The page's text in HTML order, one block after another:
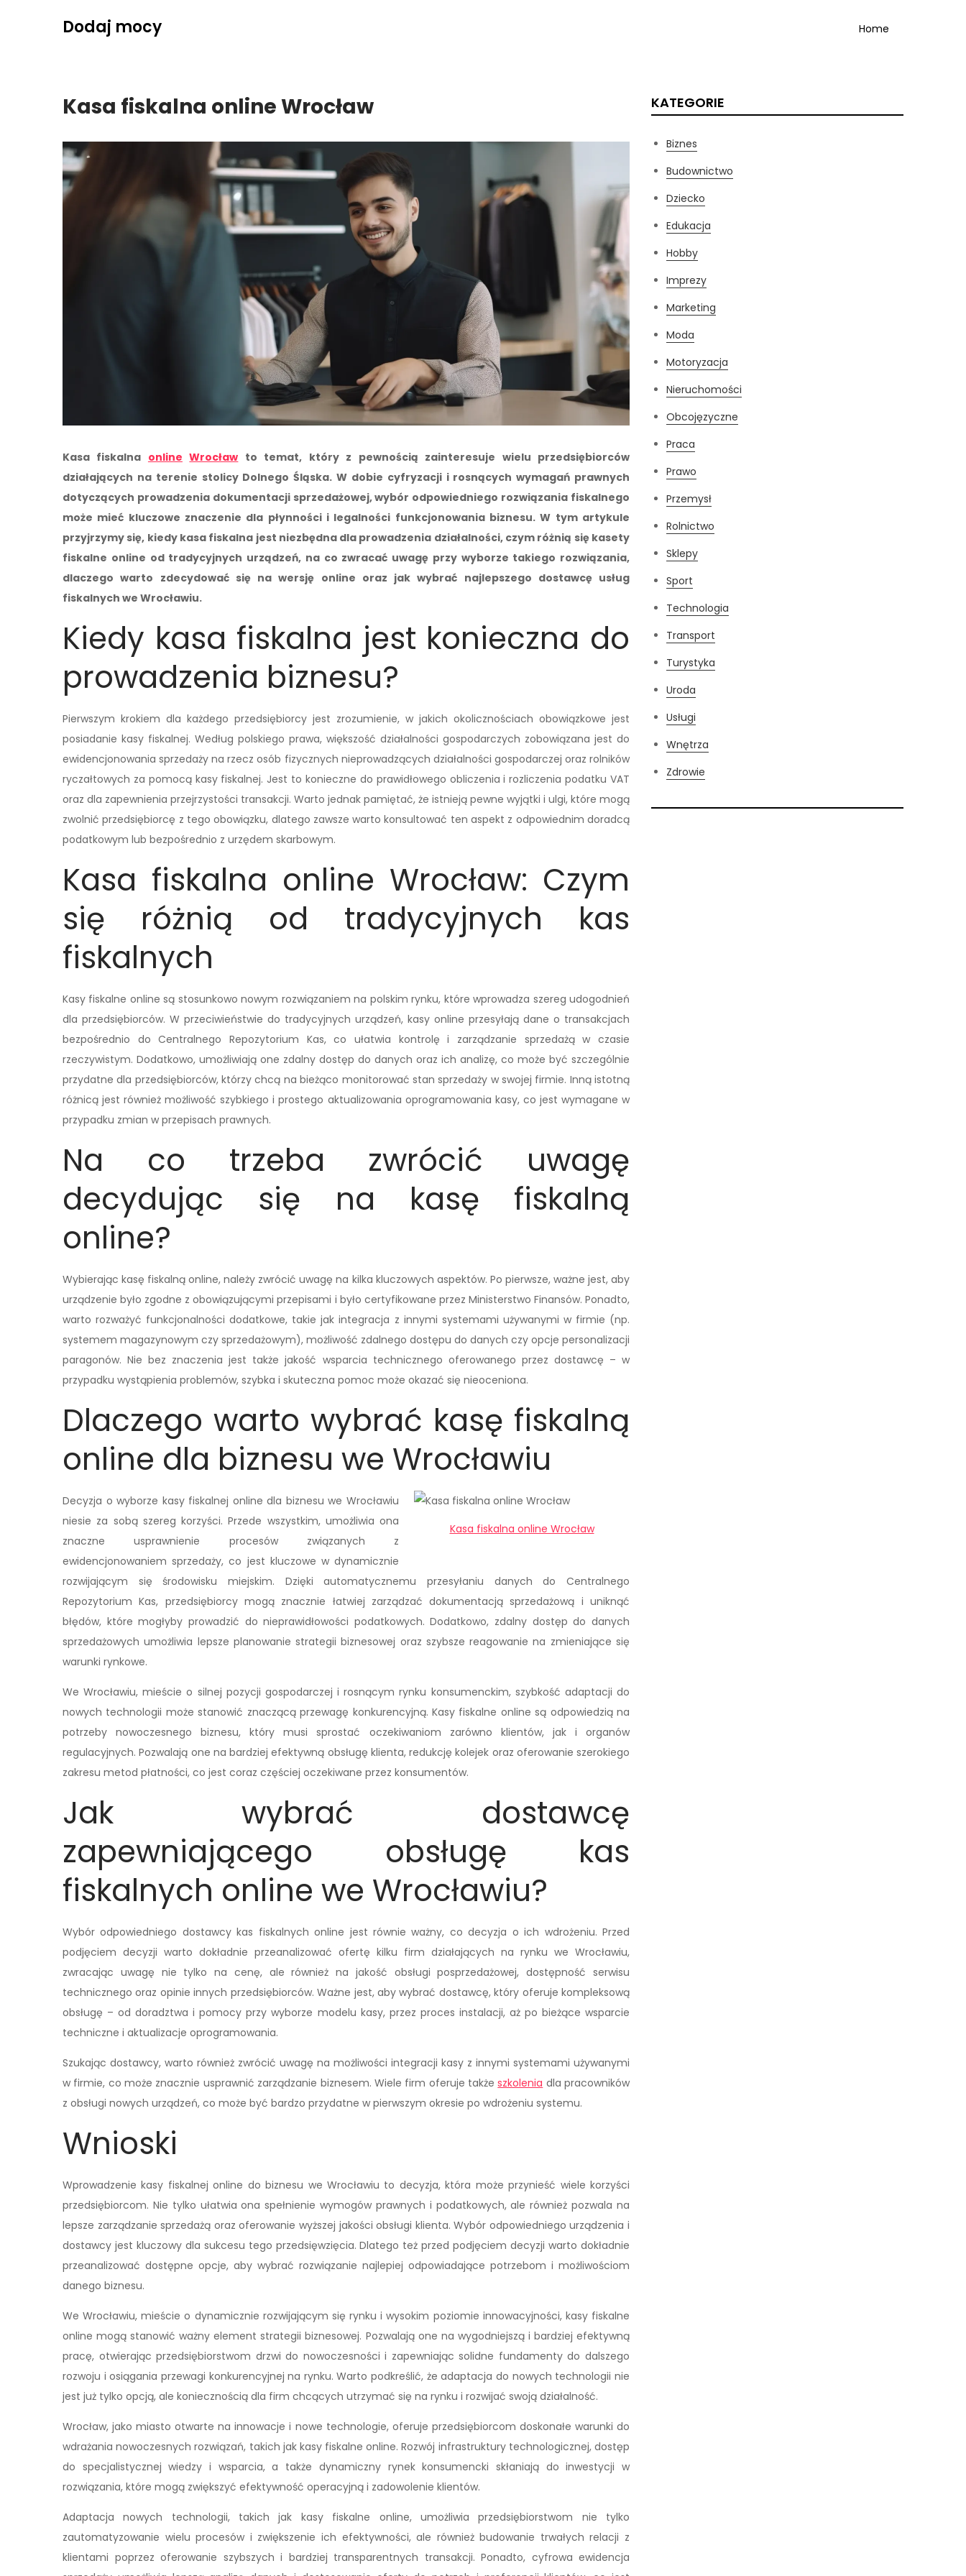
Dodaj mocy Home
Kasa fiskalna online Wrocław
Kasa fiskalna online Wrocław to temat, który z pewnością zainteresuje wielu przedsiębiorców
działających na terenie stolicy Dolnego Śląska. W dobie cyfryzacji i rosnących wymagań prawnych
dotyczących prowadzenia dokumentacji sprzedażowej, wybór odpowiedniego rozwiązania fiskalnego
może mieć kluczowe znaczenie dla płynności i legalności funkcjonowania biznesu. W tym artykule
przyjrzymy się, kiedy kasa fiskalna jest niezbędna dla prowadzenia działalności, czym różnią się kasety
fiskalne online od tradycyjnych urządzeń, na co zwracać uwagę przy wyborze takiego rozwiązania,
dlaczego warto zdecydować się na wersję online oraz jak wybrać najlepszego dostawcę usług
fiskalnych we Wrocławiu.
Kiedy kasa fiskalna jest konieczna do
prowadzenia biznesu?
Pierwszym krokiem dla każdego przedsiębiorcy jest zrozumienie, w jakich okolicznościach obowiązkowe jest
posiadanie kasy fiskalnej. Według polskiego prawa, większość działalności gospodarczych zobowiązana jest do
ewidencjonowania sprzedaży na rzecz osób fizycznych nieprowadzących działalności gospodarczej oraz rolników
ryczałtowych za pomocą kasy fiskalnej. Jest to konieczne do prawidłowego obliczenia i rozliczenia podatku VAT
oraz dla zapewnienia przejrzystości transakcji. Warto jednak pamiętać, że istnieją pewne wyjątki i ulgi, które mogą
zwolnić przedsiębiorcę z tego obowiązku, dlatego zawsze warto konsultować ten aspekt z odpowiednim doradcą
podatkowym lub bezpośrednio z urzędem skarbowym.
Kasa fiskalna online Wrocław: Czym
się różnią od tradycyjnych kas
fiskalnych
Kasy fiskalne online są stosunkowo nowym rozwiązaniem na polskim rynku, które wprowadza szereg udogodnień
dla przedsiębiorców. W przeciwieństwie do tradycyjnych urządzeń, kasy online przesyłają dane o transakcjach
bezpośrednio do Centralnego Repozytorium Kas, co ułatwia kontrolę i zarządzanie sprzedażą w czasie
rzeczywistym. Dodatkowo, umożliwiają one zdalny dostęp do danych oraz ich analizę, co może być szczególnie
przydatne dla przedsiębiorców, którzy chcą na bieżąco monitorować stan sprzedaży w swojej firmie. Inną istotną
różnicą jest również możliwość szybkiego i prostego aktualizowania oprogramowania kasy, co jest wymagane w
przypadku zmian w przepisach prawnych.
Na co trzeba zwrócić uwagę
decydując się na kasę fiskalną
online?
Wybierając kasę fiskalną online, należy zwrócić uwagę na kilka kluczowych aspektów. Po pierwsze, ważne jest, aby
urządzenie było zgodne z obowiązującymi przepisami i było certyfikowane przez Ministerstwo Finansów. Ponadto,
warto rozważyć funkcjonalności dodatkowe, takie jak integracja z innymi systemami używanymi w firmie (np.
systemem magazynowym czy sprzedażowym), możliwość zdalnego dostępu do danych czy opcje personalizacji
paragonów. Nie bez znaczenia jest także jakość wsparcia technicznego oferowanego przez dostawcę – w
przypadku wystąpienia problemów, szybka i skuteczna pomoc może okazać się nieoceniona.
Dlaczego warto wybrać kasę fiskalną
online dla biznesu we Wrocławiu
Kasa fiskalna online Wrocław
Decyzja o wyborze kasy fiskalnej online dla biznesu we Wrocławiu
niesie za sobą szereg korzyści. Przede wszystkim, umożliwia ona
znaczne usprawnienie procesów związanych z
ewidencjonowaniem sprzedaży, co jest kluczowe w dynamicznie
rozwijającym się środowisku miejskim. Dzięki automatycznemu przesyłaniu danych do Centralnego
Repozytorium Kas, przedsiębiorcy mogą znacznie łatwiej zarządzać dokumentacją sprzedażową i uniknąć
błędów, które mogłyby prowadzić do nieprawidłowości podatkowych. Dodatkowo, zdalny dostęp do danych
sprzedażowych umożliwia lepsze planowanie strategii biznesowej oraz szybsze reagowanie na zmieniające się
warunki rynkowe.
We Wrocławiu, mieście o silnej pozycji gospodarczej i rosnącym rynku konsumenckim, szybkość adaptacji do
nowych technologii może stanowić znaczącą przewagę konkurencyjną. Kasy fiskalne online są odpowiedzią na
potrzeby nowoczesnego biznesu, który musi sprostać oczekiwaniom zarówno klientów, jak i organów
regulacyjnych. Pozwalają one na bardziej efektywną obsługę klienta, redukcję kolejek oraz oferowanie szerokiego
zakresu metod płatności, co jest coraz częściej oczekiwane przez konsumentów.
Jak wybrać dostawcę
zapewniającego obsługę kas
fiskalnych online we Wrocławiu?
Wybór odpowiedniego dostawcy kas fiskalnych online jest równie ważny, co decyzja o ich wdrożeniu. Przed
podjęciem decyzji warto dokładnie przeanalizować ofertę kilku firm działających na rynku we Wrocławiu,
zwracając uwagę nie tylko na cenę, ale również na jakość obsługi posprzedażowej, dostępność serwisu
technicznego oraz opinie innych przedsiębiorców. Ważne jest, aby wybrać dostawcę, który oferuje kompleksową
obsługę – od doradztwa i pomocy przy wyborze modelu kasy, przez proces instalacji, aż po bieżące wsparcie
techniczne i aktualizacje oprogramowania.
Szukając dostawcy, warto również zwrócić uwagę na możliwości integracji kasy z innymi systemami używanymi
w firmie, co może znacznie usprawnić zarządzanie biznesem. Wiele firm oferuje takżeszkolenia dla pracowników
z obsługi nowych urządzeń, co może być bardzo przydatne w pierwszym okresie po wdrożeniu systemu.
Wnioski
Wprowadzenie kasy fiskalnej online do biznesu we Wrocławiu to decyzja, która może przynieść wiele korzyści
przedsiębiorcom. Nie tylko ułatwia ona spełnienie wymogów prawnych i podatkowych, ale również pozwala na
lepsze zarządzanie sprzedażą oraz oferowanie wyższej jakości obsługi klienta. Wybór odpowiedniego urządzenia i
dostawcy jest kluczowy dla sukcesu tego przedsięwzięcia. Dlatego też przed podjęciem decyzji warto dokładnie
przeanalizować dostępne opcje, aby wybrać rozwiązanie najlepiej odpowiadające potrzebom i możliwościom
danego biznesu.
We Wrocławiu, mieście o dynamicznie rozwijającym się rynku i wysokim poziomie innowacyjności, kasy fiskalne
online mogą stanowić ważny element strategii biznesowej. Pozwalają one na wygodniejszą i bardziej efektywną
pracę, otwierając przedsiębiorstwom drzwi do nowoczesności i zapewniając solidne fundamenty do dalszego
rozwoju i osiągania przewagi konkurencyjnej na rynku. Warto podkreślić, że adaptacja do nowych technologii nie
jest już tylko opcją, ale koniecznością dla firm chcących utrzymać się na rynku i rozwijać swoją działalność.
Wrocław, jako miasto otwarte na innowacje i nowe technologie, oferuje przedsiębiorcom doskonałe warunki do
wdrażania nowoczesnych rozwiązań, takich jak kasy fiskalne online. Rozwój infrastruktury technologicznej, dostęp
do specjalistycznej wiedzy i wsparcia, a także dynamiczny rynek konsumencki skłaniają do inwestycji w
rozwiązania, które mogą zwiększyć efektywność operacyjną i zadowolenie klientów.
Adaptacja nowych technologii, takich jak kasy fiskalne online, umożliwia przedsiębiorstwom nie tylko
zautomatyzowanie wielu procesów i zwiększenie ich efektywności, ale również budowanie trwałych relacji z
klientami poprzez oferowanie szybszych i bardziej transparentnych transakcji. Ponadto, cyfrowa ewidencja
KATEGORIE
Biznes
Budownictwo
Dziecko
Edukacja
Hobby
Imprezy
Marketing
Moda
Motoryzacja
Nieruchomości
Obcojęzyczne
Praca
Prawo
Przemysł
Rolnictwo
Sklepy
Sport
Technologia
Transport
Turystyka
Uroda
Usługi
Wnętrza
Zdrowie